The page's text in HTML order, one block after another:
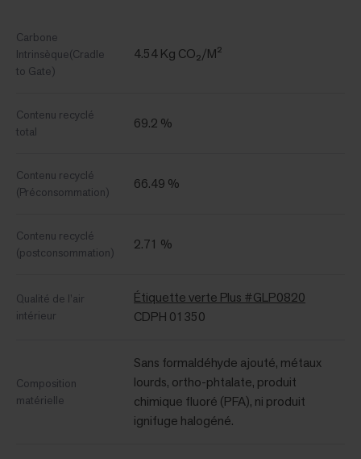
Carbone
Intrinsèque(Cradle
to Gate)
4.54 Kg CO₂/M²
Contenu recyclé
total
69.2 %
Contenu recyclé
(Préconsommation)
66.49 %
Contenu recyclé
(postconsommation)
2.71 %
Qualité de l’air
intérieur
Étiquette verte Plus #GLP0820
CDPH 01350
Composition
matérielle
Sans formaldéhyde ajouté, métaux
lourds, ortho-phtalate, produit
chimique fluoré (PFA), ni produit
ignifuge halogéné.